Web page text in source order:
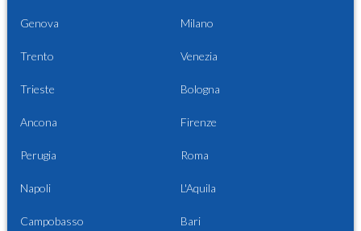
Genova Milano
Trento Venezia
Trieste Bologna
Ancona Firenze
Perugia Roma
Napoli L'Aquila
Campobasso Bari